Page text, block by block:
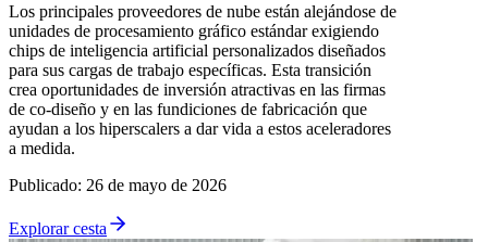
Los principales proveedores de nube están alejándose de
unidades de procesamiento gráfico estándar exigiendo
chips de inteligencia artificial personalizados diseñados
para sus cargas de trabajo específicas. Esta transición
crea oportunidades de inversión atractivas en las firmas
de co-diseño y en las fundiciones de fabricación que
ayudan a los hiperscalers a dar vida a estos aceleradores
a medida.
Publicado: 26 de mayo de 2026
Explorar cesta